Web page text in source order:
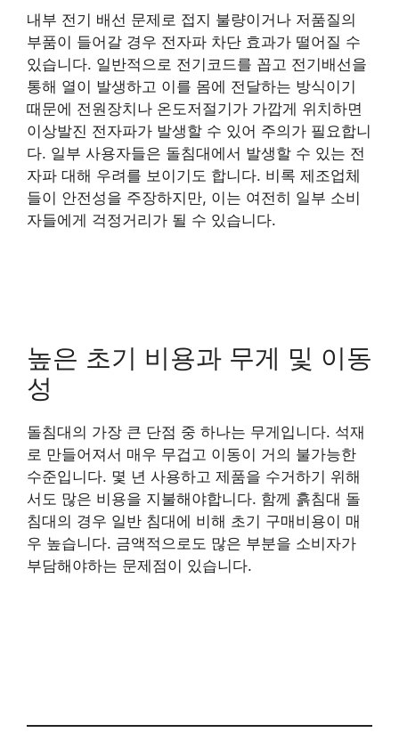
내부 전기 배선 문제로 접지 불량이거나 저품질의
부품이 들어갈 경우 전자파 차단 효과가 떨어질 수
있습니다. 일반적으로 전기코드를 꼽고 전기배선을
통해 열이 발생하고 이를 몸에 전달하는 방식이기
때문에 전원장치나 온도저절기가 가깝게 위치하면
이상발진 전자파가 발생할 수 있어 주의가 필요합니
다. 일부 사용자들은 돌침대에서 발생할 수 있는 전
자파 대해 우려를 보이기도 합니다. 비록 제조업체
들이 안전성을 주장하지만, 이는 여전히 일부 소비
자들에게 걱정거리가 될 수 있습니다.
높은 초기 비용과 무게 및 이동
성
돌침대의 가장 큰 단점 중 하나는 무게입니다. 석재
로 만들어져서 매우 무겁고 이동이 거의 불가능한
수준입니다. 몇 년 사용하고 제품을 수거하기 위해
서도 많은 비용을 지불해야합니다. 함께 흙침대 돌
침대의 경우 일반 침대에 비해 초기 구매비용이 매
우 높습니다. 금액적으로도 많은 부분을 소비자가
부담해야하는 문제점이 있습니다.